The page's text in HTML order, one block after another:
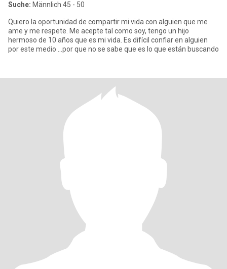
Suche: Männlich 45 - 50
Quiero la oportunidad de compartir mi vida con alguien que me
ame y me respete. Me acepte tal como soy, tengo un hijo
hermoso de 10 años que es mi vida. Es difícil confiar en alguien
por este medio ...por que no se sabe que es lo que están buscando